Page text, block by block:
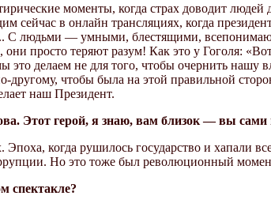
моменты, когда страх доводит людей
в онлайн трансляциях, когда президент
С людьми — умными, блестящими,
просто теряют разум! Как это у Гоголя:
это делаем не для того, чтобы очернить нашу
другому, чтобы была на этой правильной
наш Президент.
Этот герой, я знаю, вам близок — вы сами
когда рушилось государство и хапали
Но это тоже был революционный
спектакле?